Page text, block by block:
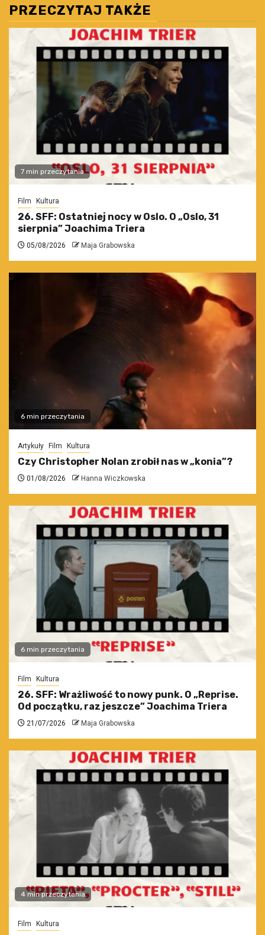
PRZECZYTAJ TAKŻE
7 min przeczytania
Film Kultura
26. SFF: Ostatniej nocy w Oslo. O „Oslo, 31
sierpnia” Joachima Triera
05/08/2026 Maja Grabowska
6 min przeczytania
Artykuły Film Kultura
Czy Christopher Nolan zrobił nas w „konia”?
01/08/2026 Hanna Wiczkowska
6 min przeczytania
Film Kultura
26. SFF: Wrażliwość to nowy punk. O „Reprise.
Od początku, raz jeszcze” Joachima Triera
21/07/2026 Maja Grabowska
4 min przeczytania
Film Kultura